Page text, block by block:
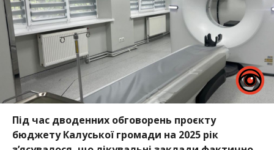
Під час дводенних обговорень проєкту
бюджету Калуської громади на 2025 рік